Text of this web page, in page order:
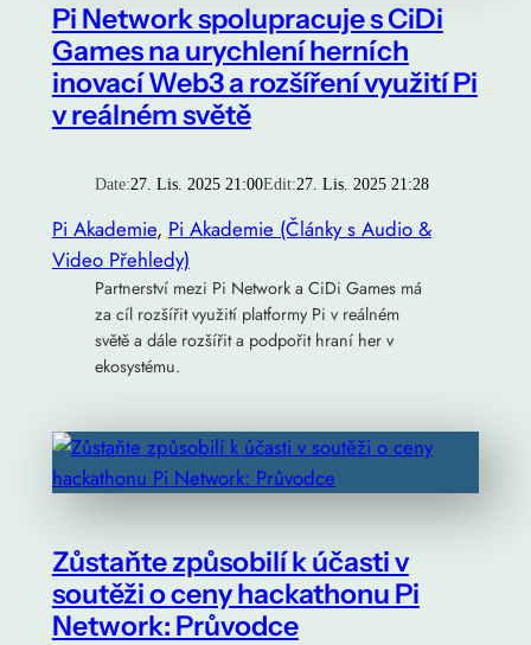
Pi Network spolupracuje s CiDi
Games na urychlení herních
inovací Web3 a rozšíření využití Pi
v reálném světě
Date:27. Lis. 2025 21:00Edit:27. Lis. 2025 21:28
Pi Akademie, Pi Akademie (Články s Audio &
Video Přehledy)
Partnerství mezi Pi Network a CiDi Games má
za cíl rozšířit využití platformy Pi v reálném
světě a dále rozšířit a podpořit hraní her v
ekosystému.
Zůstaňte způsobilí k účasti v
soutěži o ceny hackathonu Pi
Network: Průvodce